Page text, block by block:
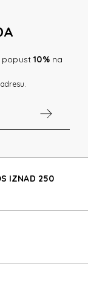
popust10%na
IZNAD 250